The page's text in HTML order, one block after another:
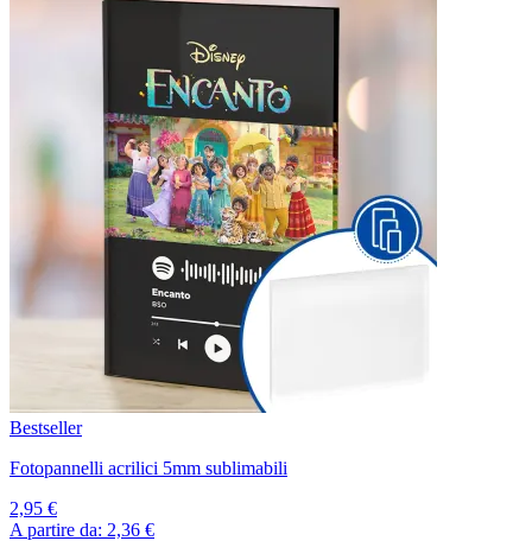
Bestseller
Fotopannelli acrilici 5mm sublimabili
2,95 €
A partire da: 2,36 €